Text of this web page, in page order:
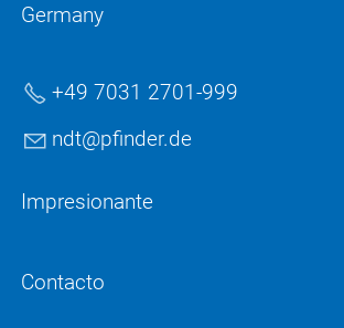
Germany
+49 7031 2701-999
ndt
pfnd r d
Impresionante
Contacto